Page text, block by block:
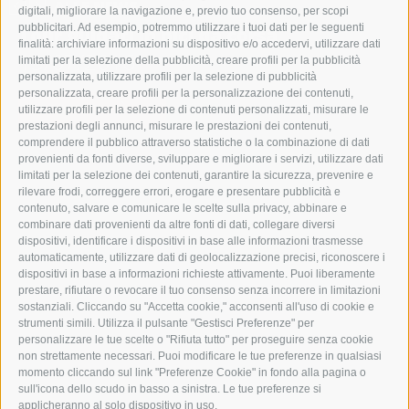
digitali, migliorare la navigazione e, previo tuo consenso, per scopi
pubblicitari. Ad esempio, potremmo utilizzare i tuoi dati per le seguenti
finalità: archiviare informazioni su dispositivo e/o accedervi, utilizzare dati
limitati per la selezione della pubblicità, creare profili per la pubblicità
personalizzata, utilizzare profili per la selezione di pubblicità
personalizzata, creare profili per la personalizzazione dei contenuti,
utilizzare profili per la selezione di contenuti personalizzati, misurare le
prestazioni degli annunci, misurare le prestazioni dei contenuti,
comprendere il pubblico attraverso statistiche o la combinazione di dati
provenienti da fonti diverse, sviluppare e migliorare i servizi, utilizzare dati
limitati per la selezione dei contenuti, garantire la sicurezza, prevenire e
rilevare frodi, correggere errori, erogare e presentare pubblicità e
contenuto, salvare e comunicare le scelte sulla privacy, abbinare e
combinare dati provenienti da altre fonti di dati, collegare diversi
dispositivi, identificare i dispositivi in base alle informazioni trasmesse
automaticamente, utilizzare dati di geolocalizzazione precisi, riconoscere i
dispositivi in base a informazioni richieste attivamente. Puoi liberamente
prestare, rifiutare o revocare il tuo consenso senza incorrere in limitazioni
sostanziali. Cliccando su "Accetta cookie," acconsenti all'uso di cookie e
strumenti simili. Utilizza il pulsante "Gestisci Preferenze" per
personalizzare le tue scelte o "Rifiuta tutto" per proseguire senza cookie
non strettamente necessari. Puoi modificare le tue preferenze in qualsiasi
momento cliccando sul link "Preferenze Cookie" in fondo alla pagina o
sull'icona dello scudo in basso a sinistra. Le tue preferenze si
applicheranno al solo dispositivo in uso.
ALLE NEWS
Tour guidati in bici da corsa
13/07/2016
SCOPRI DI PIÙ →